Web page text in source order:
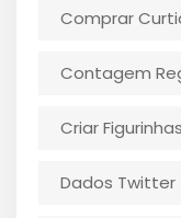
Comprar
Contagem
Criar
Dados Twitter